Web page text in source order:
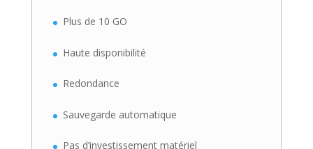
Plus de 10 GO
Haute disponibilité
Redondance
Sauvegarde automatique
Pas d’investissement matériel